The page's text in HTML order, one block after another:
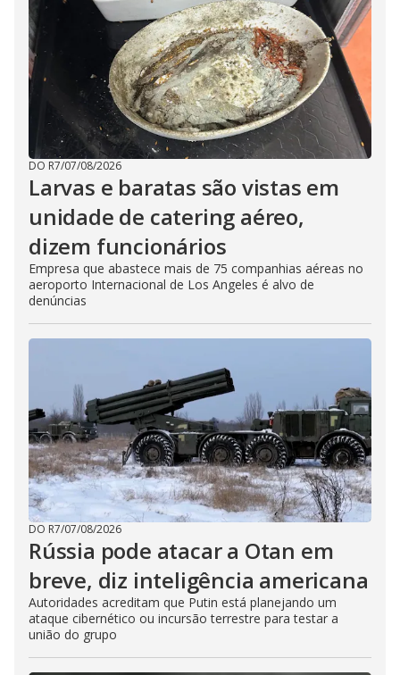
DO R7/07/08/2026
Larvas e baratas são vistas em
unidade de catering aéreo,
dizem funcionários
Empresa que abastece mais de 75 companhias aéreas no
aeroporto Internacional de Los Angeles é alvo de
denúncias
DO R7/07/08/2026
Rússia pode atacar a Otan em
breve, diz inteligência americana
Autoridades acreditam que Putin está planejando um
ataque cibernético ou incursão terrestre para testar a
união do grupo